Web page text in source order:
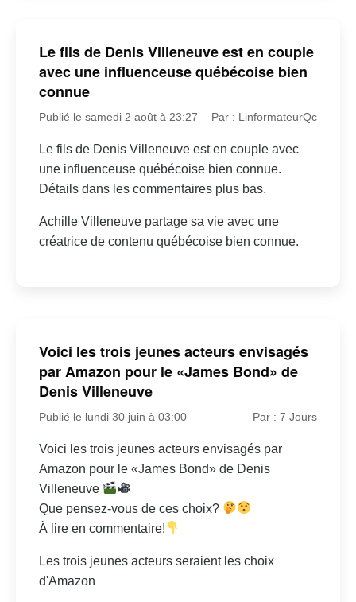
Le fils de Denis Villeneuve est en couple
avec une influenceuse québécoise bien
connue
Publié le samedi 2 août à 23:27 Par : LinformateurQc
Le fils de Denis Villeneuve est en couple avec
une influenceuse québécoise bien connue.
Détails dans les commentaires plus bas.
Achille Villeneuve partage sa vie avec une
créatrice de contenu québécoise bien connue.
Voici les trois jeunes acteurs envisagés
par Amazon pour le «James Bond» de
Denis Villeneuve
Publié le lundi 30 juin à 03:00 Par : 7 Jours
Voici les trois jeunes acteurs envisagés par
Amazon pour le «James Bond» de Denis
Villeneuve
Que pensez-vous de ces choix?
À lire en commentaire!
Les trois jeunes acteurs seraient les choix
d'Amazon